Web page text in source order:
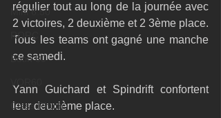
Mini 6.50
RORC
Botin 80
Class Rhum
régulier tout au long de la journée avec
2 victoires, 2 deuxième et 2 3ème place.
Tous les teams ont gagné une manche
ce samedi.
Yann Guichard et Spindrift confortent
leur deuxième place.